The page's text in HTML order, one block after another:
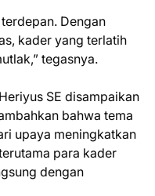
Dengan
kader yang terlatih
tegasnya.
SE disampaikan
bahwa tema
upaya meningkatkan
para kader
dengan